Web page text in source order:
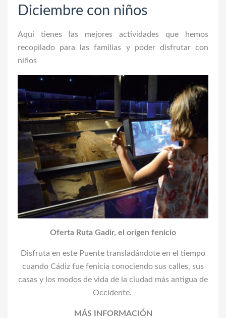
Diciembre con niños
Aqui tienes las mejores actividades que hemos
recopilado para las familias y poder disfrutar con
niños
Oferta Ruta Gadir, el origen fenicio
Disfruta en este Puente transladándote en el tiempo
cuando Cádiz fue fenicia conociendo sus calles, sus
casas y los modos de vida de la ciudad más antigua de
Occidente.
MÁS INFORMACIÓN